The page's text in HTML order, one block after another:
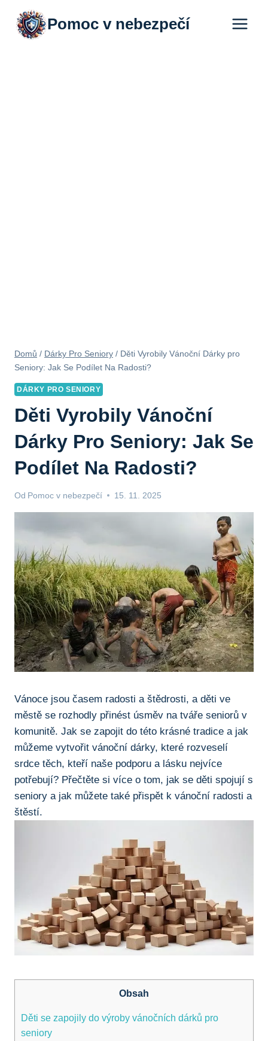
Přeskočit
obsah
Pomoc v nebezpečí
Domů / Dárky Pro Seniory / Děti Vyrobily Vánoční Dárky pro
Seniory: Jak Se Podílet Na Radosti?
DÁRKY PRO SENIORY
Děti Vyrobily Vánoční
Dárky Pro Seniory: Jak Se
Podílet Na Radosti?
Od Pomoc v nebezpečí 15. 11. 2025
Vánoce jsou⁤ časem radosti a štědrosti, a děti ve
městě se​ rozhodly přinést úsměv na tváře seniorů v
komunitě. ⁢Jak se zapojit do ‍této krásné tradice a jak
můžeme vytvořit vánoční dárky, které rozveselí
srdce těch, kteří naše ⁤podporu a ​lásku nejvíce
potřebují? Přečtěte si více o⁤ tom, jak ⁣se děti spojují s
seniory a jak můžete také přispět k vánoční radosti a
štěstí.
Obsah
Děti se zapojily do⁢ výroby vánočních ⁤dárků pro
seniory